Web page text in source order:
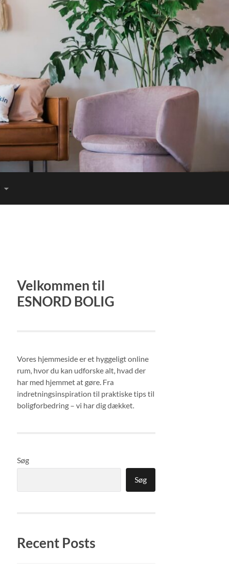
Velkommen til
ESNORD BOLIG
Vores hjemmeside er et hyggeligt online
rum, hvor du kan udforske alt, hvad der
har med hjemmet at gøre. Fra
indretningsinspiration til praktiske tips til
boligforbedring – vi har dig dækket.
Søg
Søg
Recent Posts